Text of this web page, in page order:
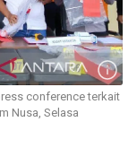
conference terkait
Nusa, Selasa